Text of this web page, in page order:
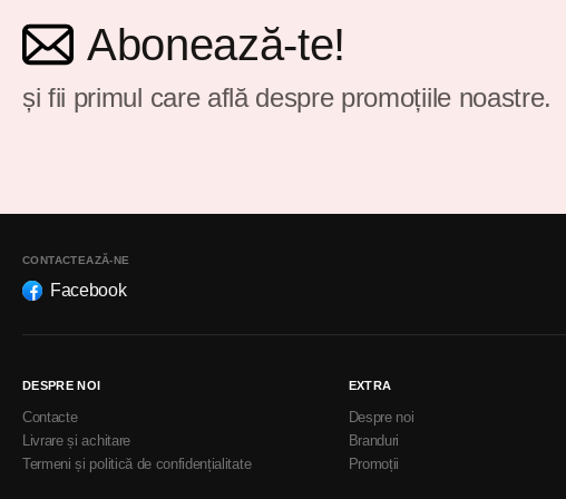
Abonează-te!
și fii primul care află despre promoțiile noastre.
CONTACTEAZĂ-NE
Facebook
DESPRE NOI
Contacte
Livrare și achitare
Termeni și politică de confidențialitate
EXTRA
Despre noi
Branduri
Promoții